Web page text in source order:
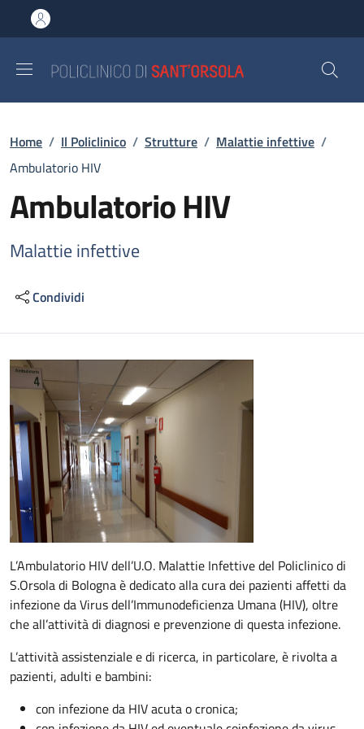
al contenuto principale
to footer content
Briciole di pane
Home / Il Policlinico / Strutture / Malattie infettive /
Ambulatorio HIV
Ambulatorio HIV
Malattie infettive
Condividi
Descrizione
L’Ambulatorio HIV dell’U.O. Malattie Infettive del Policlinico di
S.Orsola di Bologna è dedicato alla cura dei pazienti affetti da
infezione da Virus dell’Immunodeficienza Umana (HIV), oltre
che all’attività di diagnosi e prevenzione di questa infezione.
L’attività assistenziale e di ricerca, in particolare, è rivolta a
pazienti, adulti e bambini:
con infezione da HIV acuta o cronica;